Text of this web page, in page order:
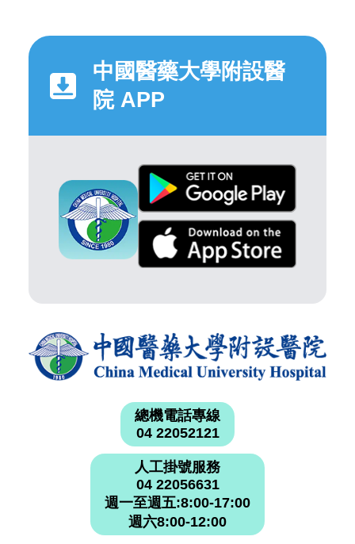
中國醫藥大學附設醫
院 APP
總機電話專線
04 22052121
人工掛號服務
04 22056631
週一至週五:8:00-17:00
週六8:00-12:00